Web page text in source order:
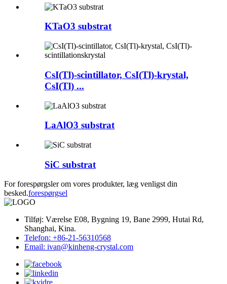
KTaO3 substrat
CsI(Tl)-scintillator, CsI(Tl)-krystal,
CsI(Tl) ...
LaAlO3 substrat
SiC substrat
For forespørgsler om vores produkter, læg venligst din
besked.forespørgsel
Tilføj: Værelse E08, Bygning 19, Bane 2999, Hutai Rd,
Shanghai, Kina.
Telefon: +86-21-56310568
Email: ivan@kinheng-crystal.com